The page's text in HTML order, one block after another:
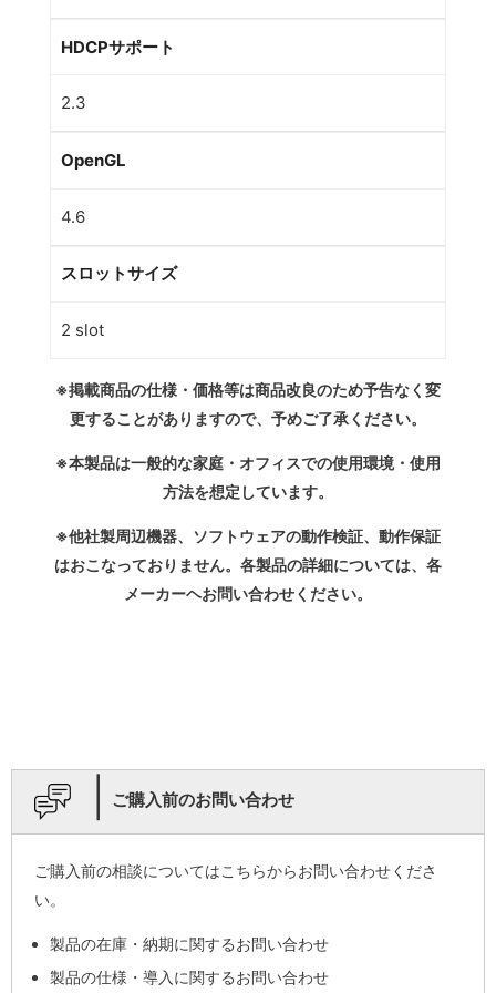
HDCPサポート
2.3
OpenGL
4.6
スロットサイズ
2 slot
※掲載商品の仕様・価格等は商品改良のため予告なく変
更することがありますので、予めご了承ください。
※本製品は一般的な家庭・オフィスでの使用環境・使用
方法を想定しています。
※他社製周辺機器、ソフトウェアの動作検証、動作保証
はおこなっておりません。各製品の詳細については、各
メーカーヘお問い合わせください。
ご購入前のお問い合わせ
ご購入前の相談についてはこちらからお問い合わせくださ
い。
製品の在庫・納期に関するお問い合わせ
製品の仕様・導入に関するお問い合わせ